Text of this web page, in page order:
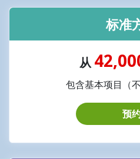
标准
从
包含基本项目（
预